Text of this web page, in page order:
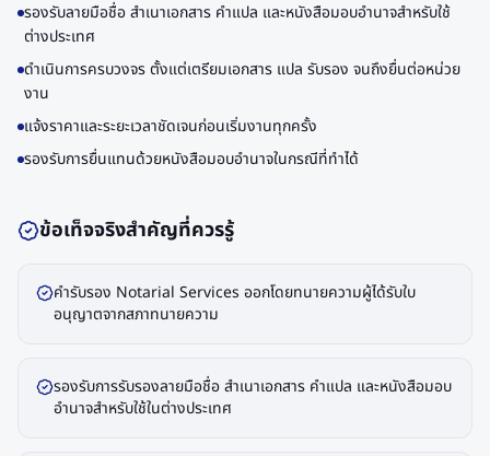
รองรับลายมือชื่อ สำเนาเอกสาร คำแปล และหนังสือมอบอำนาจสำหรับใช้
ต่างประเทศ
ดำเนินการครบวงจร ตั้งแต่เตรียมเอกสาร แปล รับรอง จนถึงยื่นต่อหน่วย
งาน
แจ้งราคาและระยะเวลาชัดเจนก่อนเริ่มงานทุกครั้ง
รองรับการยื่นแทนด้วยหนังสือมอบอำนาจในกรณีที่ทำได้
ข้อเท็จจริงสำคัญที่ควรรู้
คำรับรอง Notarial Services ออกโดยทนายความผู้ได้รับใบ
อนุญาตจากสภาทนายความ
รองรับการรับรองลายมือชื่อ สำเนาเอกสาร คำแปล และหนังสือมอบ
อำนาจสำหรับใช้ในต่างประเทศ